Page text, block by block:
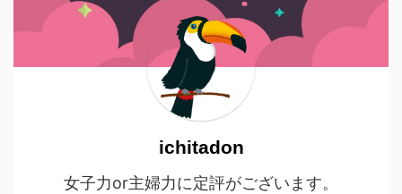
ichitadon
女子力or主婦力に定評がございます。